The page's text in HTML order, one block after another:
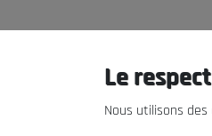
Le CNESE
Le
Nous utilisons